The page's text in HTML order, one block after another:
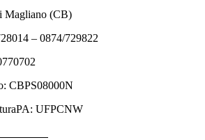
Magliano (CB)
– 0874/729822
CBPS08000N
UFPCNW